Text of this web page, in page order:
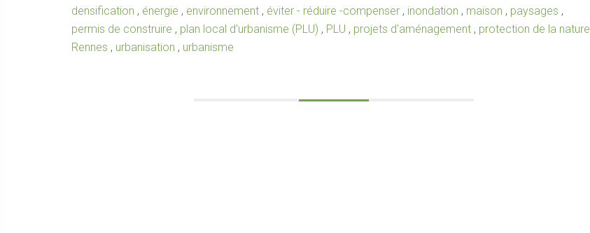
densification , énergie , environnement , éviter - réduire -compenser , inondation , maison , paysages ,
permis de construire , plan local d'urbanisme (PLU) , PLU , projets d'aménagement , protection de la nature
Rennes , urbanisation , urbanisme